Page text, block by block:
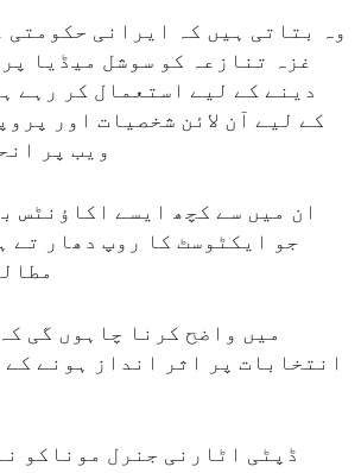
وہ بتاتی ہیں کہ ایرانی حکومتی
غزہ تنازعہ کو سوشل میڈیا
دینے کے لیے استعمال کر رہے
کے لیے آن لائن شخصیات اور
ویب پر
ان میں سے کچھ ایسے اکاؤنٹس
جو ایکٹوسٹ کا روپ دھار تے
میں واضح کرنا چاہوں گی
انتخابات پر اثر انداز ہونے کے
ڈپٹی اٹارنی جنرل موناکو